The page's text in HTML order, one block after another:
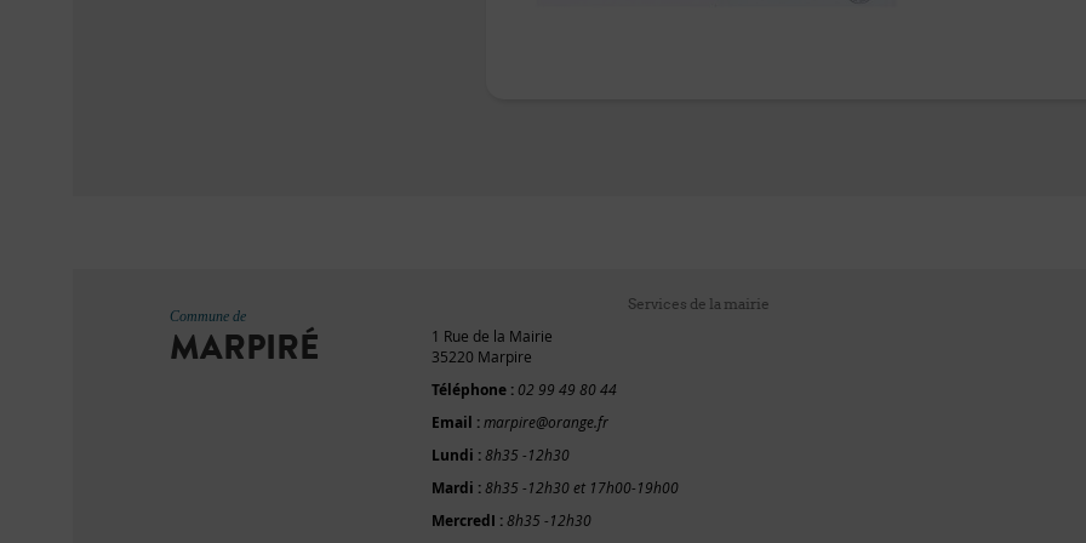
Commune de
MARPIRÉ
Services de la mairie
1 Rue de la Mairie
35220 Marpire
Téléphone : 02 99 49 80 44
Email :marpire@orange.fr
Lundi :8h35 -12h30
Mardi :8h35 -12h30 et 17h00-19h00
MercredI :8h35 -12h30